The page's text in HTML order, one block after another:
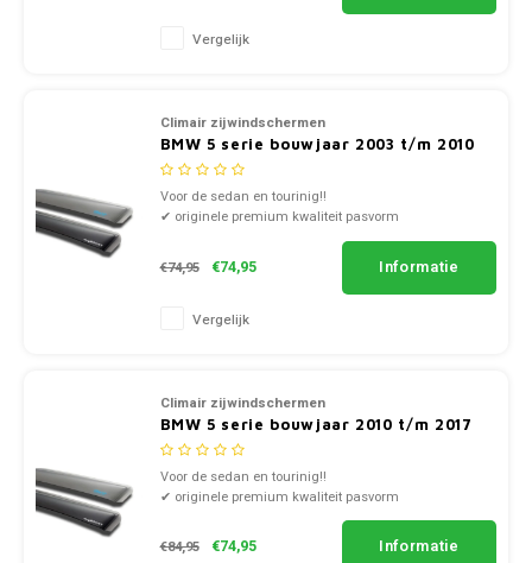
Vergelijk
Climair zijwindschermen
BMW 5 serie bouwjaar 2003 t/m 2010
Voor de sedan en tourinig!!
✔ originele premium kwaliteit pasvorm
✔ complete voorzijde set links en rechts
✔ doorzichtig smoke of zwart kunststof
€74,95 €74,95 Informatie
Vergelijk
Climair zijwindschermen
BMW 5 serie bouwjaar 2010 t/m 2017
Voor de sedan en tourinig!!
✔ originele premium kwaliteit pasvorm
✔ complete voorzijde set links en rechts
✔ doorzichtig smoke of zwart kunststof
€84,95 €74,95 Informatie